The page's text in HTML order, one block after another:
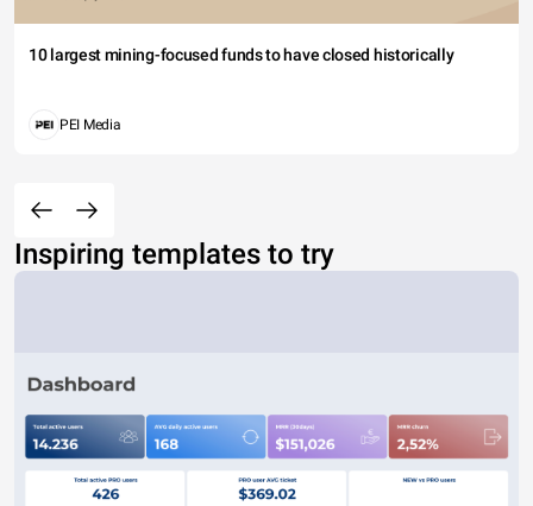
10 largest mining-focused funds to have closed historically
PEI Media
Inspiring templates to try